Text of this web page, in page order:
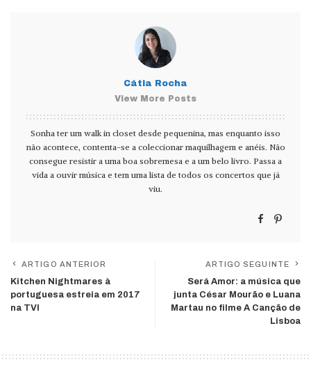
Cátia Rocha
View More Posts
Sonha ter um walk in closet desde pequenina, mas enquanto isso
não acontece, contenta-se a coleccionar maquilhagem e anéis. Não
consegue resistir a uma boa sobremesa e a um belo livro. Passa a
vida a ouvir música e tem uma lista de todos os concertos que já
viu.
ARTIGO ANTERIOR
Kitchen Nightmares à
portuguesa estreia em 2017
na TVI
ARTIGO SEGUINTE
Será Amor: a música que
junta César Mourão e Luana
Martau no filme A Canção de
Lisboa